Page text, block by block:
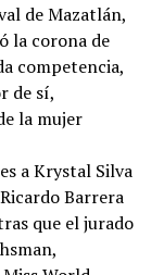
de Mazatlán,
la corona de
competencia,
de sí,
la mujer
a Krystal Silva
Barrera
que el jurado